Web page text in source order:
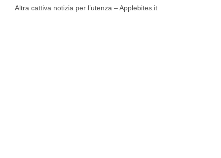
Altra cattiva notizia per l’utenza – Applebites.it